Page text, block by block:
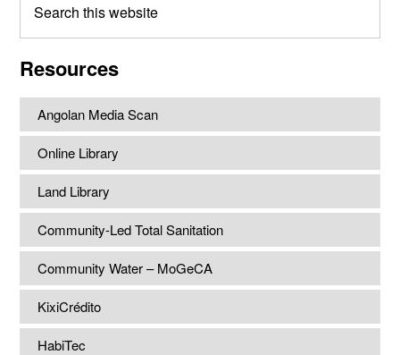
this
Resources
Angolan Media Scan
Online Library
Land Library
Community-Led Total Sanitation
Community Water – MoGeCA
KixiCrédito
HabiTec